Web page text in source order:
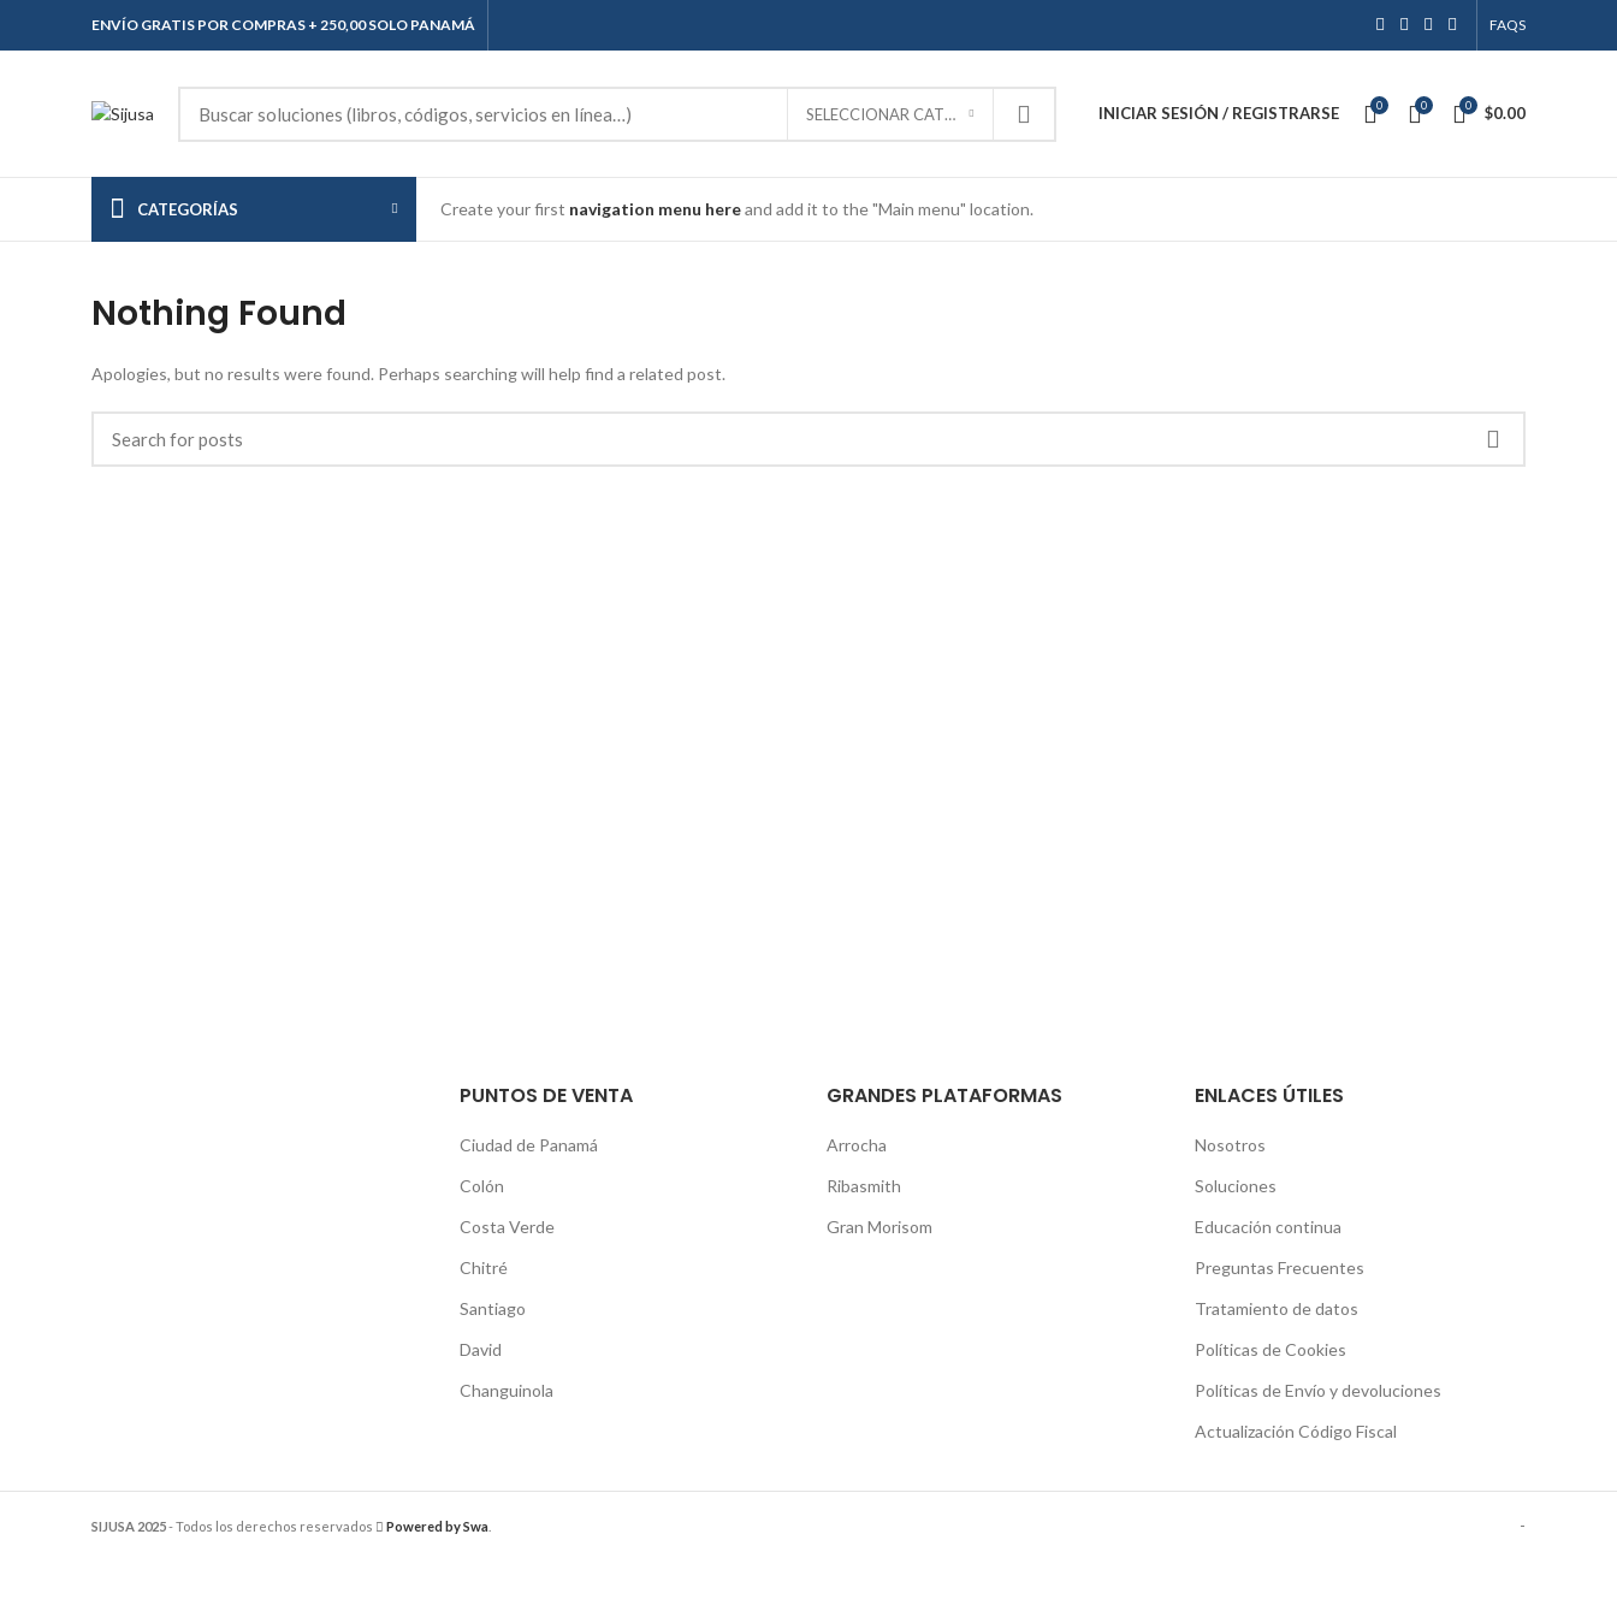
ENVÍO GRATIS POR COMPRAS + 250,00 SOLO PANAMÁ FAQS
SELECCIONAR CATEGORÍA INICIAR SESIÓN / REGISTRARSE 0 0 0 $0.00
CATEGORÍAS Create your first navigation menu hereand add it to the "Main menu" location.
Nothing Found
Apologies, but no results were found. Perhaps searching will help find a related post.
PUNTOS DE VENTA
Ciudad de Panamá
Colón
Costa Verde
Chitré
Santiago
David
Changuinola
GRANDES PLATAFORMAS
Arrocha
Ribasmith
Gran Morisom
ENLACES ÚTILES
Nosotros
Soluciones
Educación continua
Preguntas Frecuentes
Tratamiento de datos
Políticas de Cookies
Políticas de Envío y devoluciones
Actualización Código Fiscal
SIJUSA 2025- Todos los derechos reservados Powered by Swa -